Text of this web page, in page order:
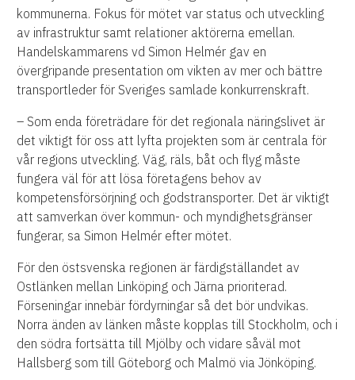
kommunerna. Fokus för mötet var status och utveckling
av infrastruktur samt relationer aktörerna emellan.
Handelskammarens vd Simon Helmér gav en
övergripande presentation om vikten av mer och bättre
transportleder för Sveriges samlade konkurrenskraft.
– Som enda företrädare för det regionala näringslivet är
det viktigt för oss att lyfta projekten som är centrala för
vår regions utveckling. Väg, räls, båt och flyg måste
fungera väl för att lösa företagens behov av
kompetensförsörjning och godstransporter. Det är viktigt
att samverkan över kommun- och myndighetsgränser
fungerar, sa Simon Helmér efter mötet.
För den östsvenska regionen är färdigställandet av
Ostlänken mellan Linköping och Järna prioriterad.
Förseningar innebär fördyrningar så det bör undvikas.
Norra änden av länken måste kopplas till Stockholm, och i
den södra fortsätta till Mjölby och vidare såväl mot
Hallsberg som till Göteborg och Malmö via Jönköping.